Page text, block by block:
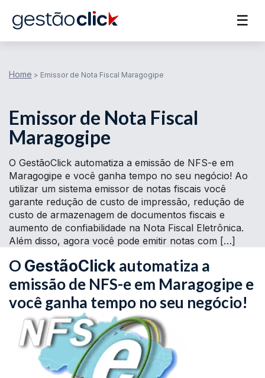
☰
Home > Emissor de Nota Fiscal Maragogipe
Emissor de Nota Fiscal
Maragogipe
O GestãoClick automatiza a emissão de NFS-e em
Maragogipe e você ganha tempo no seu negócio! Ao
utilizar um sistema emissor de notas fiscais você
garante redução de custo de impressão, redução de
custo de armazenagem de documentos fiscais e
aumento de confiabilidade na Nota Fiscal Eletrônica.
Além disso, agora você pode emitir notas com […]
O GestãoClick automatiza a
emissão de NFS-e em Maragogipe e
você ganha tempo no seu negócio!